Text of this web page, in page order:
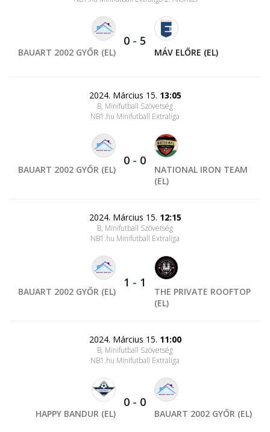
BAUART 2002 GYŐR (EL)
0 - 5
MÁV ELŐRE (EL)
2024. Március 15. 13:05
B, Minifutball Szövetség
NB1.hu Minifutball Extraliga
BAUART 2002 GYŐR (EL)
0 - 0
NATIONAL IRON TEAM
(EL)
2024. Március 15. 12:15
B, Minifutball Szövetség
NB1.hu Minifutball Extraliga
BAUART 2002 GYŐR (EL)
1 - 1
THE PRIVATE ROOFTOP
(EL)
2024. Március 15. 11:00
B, Minifutball Szövetség
NB1.hu Minifutball Extraliga
HAPPY BANDUR (EL)
0 - 0
BAUART 2002 GYŐR (EL)